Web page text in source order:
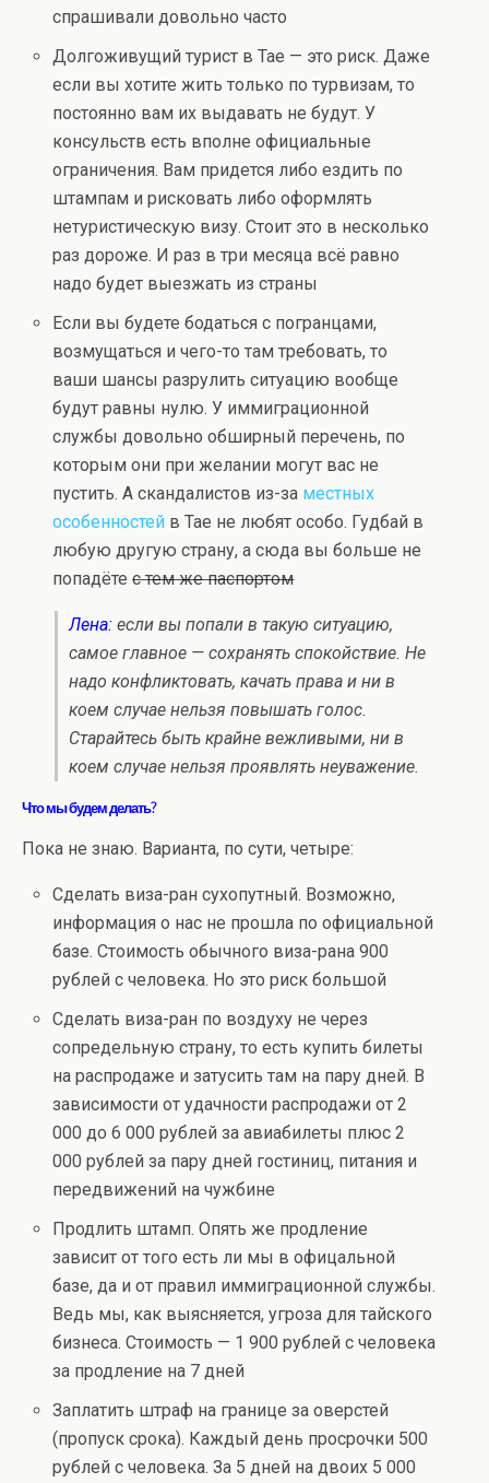
спрашивали довольно часто
Долгоживущий турист в Тае — это риск. Даже
если вы хотите жить только по турвизам, то
постоянно вам их выдавать не будут. У
консульств есть вполне официальные
ограничения. Вам придется либо ездить по
штампам и рисковать либо оформлять
нетуристическую визу. Стоит это в несколько
раз дороже. И раз в три месяца всё равно
надо будет выезжать из страны
Если вы будете бодаться с погранцами,
возмущаться и чего-то там требовать, то
ваши шансы разрулить ситуацию вообще
будут равны нулю. У иммиграционной
службы довольно обширный перечень, по
которым они при желании могут вас не
пустить. А скандалистов из-за местных
особенностей в Тае не любят особо. Гудбай в
любую другую страну, а сюда вы больше не
попадётес тем же паспортом
Лена: если вы попали в такую ситуацию,
самое главное — сохранять спокойствие. Не
надо конфликтовать, качать права и ни в
коем случае нельзя повышать голос.
Старайтесь быть крайне вежливыми, ни в
коем случае нельзя проявлять неуважение.
Что мы будем делать?
Пока не знаю. Варианта, по сути, четыре:
Сделать виза-ран сухопутный. Возможно,
информация о нас не прошла по официальной
базе. Стоимость обычного виза-рана 900
рублей с человека. Но это риск большой
Сделать виза-ран по воздуху не через
сопредельную страну, то есть купить билеты
на распродаже и затусить там на пару дней. В
зависимости от удачности распродажи от 2
000 до 6 000 рублей за авиабилеты плюс 2
000 рублей за пару дней гостиниц, питания и
передвижений на чужбине
Продлить штамп. Опять же продление
зависит от того есть ли мы в офицальной
базе, да и от правил иммиграционной службы.
Ведь мы, как выясняется, угроза для тайского
бизнеса. Стоимость — 1 900 рублей с человека
за продление на 7 дней
Заплатить штраф на границе за оверстей
(пропуск срока). Каждый день просрочки 500
рублей с человека. За 5 дней на двоих 5 000